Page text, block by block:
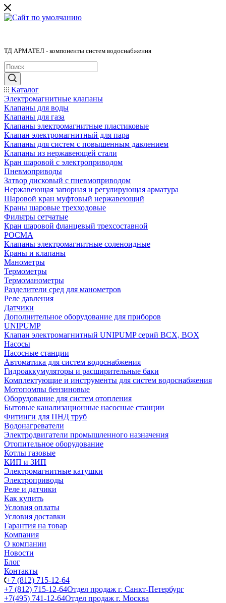
ТД АРМАТЕЛ - компоненты систем водоснабжения
Каталог
Электромагнитные клапаны
Клапаны для воды
Клапаны для газа
Клапаны электромагнитные пластиковые
Клапан электромагнитный для пара
Клапаны для систем с повышенным давлением
Клапаны из нержавеющей стали
Кран шаровой с электроприводом
Пневмоприводы
Затвор дисковый с пневмоприводом
Нержавеющая запорная и регулирующая арматура
Шаровой кран муфтовый нержавеющий
Краны шаровые трехходовые
Фильтры сетчатые
Кран шаровой фланцевый трехсоставной
РОСМА
Клапаны электромагнитные соленоидные
Краны и клапаны
Манометры
Термометры
Термоманометры
Разделители сред для манометров
Реле давления
Датчики
Дополнительное оборудование для приборов
UNIPUMP
Клапан электромагнитный UNIPUMP серий BCX, BOX
Насосы
Насосные станции
Автоматика для систем водоснабжения
Гидроаккумуляторы и расширительные баки
Комплектующие и инструменты для систем водоснабжения
Мотопомпы бензиновые
Оборудование для систем отопления
Бытовые канализационные насосные станции
Фитинги для ПНД труб
Водонагреватели
Электродвигатели промышленного назначения
Отопительное оборудование
Котлы газовые
КИП и ЗИП
Электромагнитные катушки
Электроприводы
Реле и датчики
Как купить
Условия оплаты
Условия доставки
Гарантия на товар
Компания
О компании
Новости
Блог
Контакты
+7 (812) 715-12-64
+7 (812) 715-12-64Отдел продаж г. Санкт-Петербург
+7(495) 741-12-64Отдел продаж г. Москва